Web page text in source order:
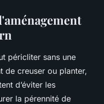
péricliter sans une
de creuser ou planter,
d’éviter les
la pérennité de